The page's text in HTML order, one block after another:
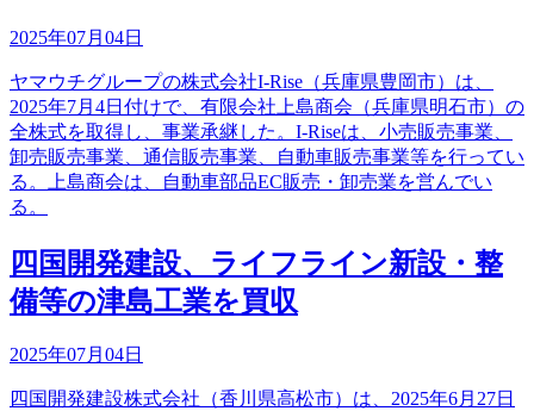
2025年07月04日
ヤマウチグループの株式会社I-Rise（兵庫県豊岡市）は、
2025年7月4日付けで、有限会社上島商会（兵庫県明石市）の
全株式を取得し、事業承継した。I-Riseは、小売販売事業、
卸売販売事業、通信販売事業、自動車販売事業等を行ってい
る。上島商会は、自動車部品EC販売・卸売業を営んでい
る。
四国開発建設、ライフライン新設・整
備等の津島工業を買収
2025年07月04日
四国開発建設株式会社（香川県高松市）は、2025年6月27日